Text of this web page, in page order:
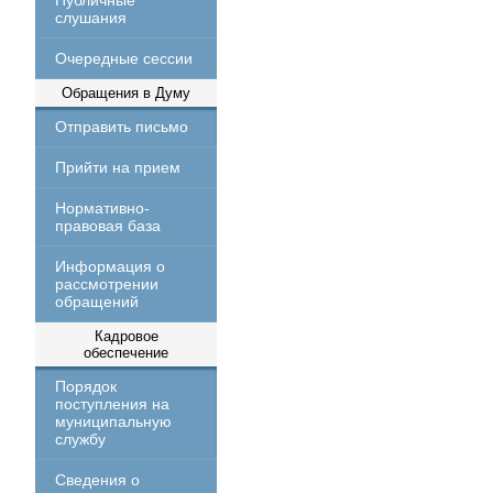
слушания
Очередные сессии
Обращения в Думу
Отправить письмо
Прийти на прием
Нормативно-
правовая база
Информация о
рассмотрении
обращений
Кадровое
обеспечение
Порядок
поступления на
муниципальную
службу
Сведения о